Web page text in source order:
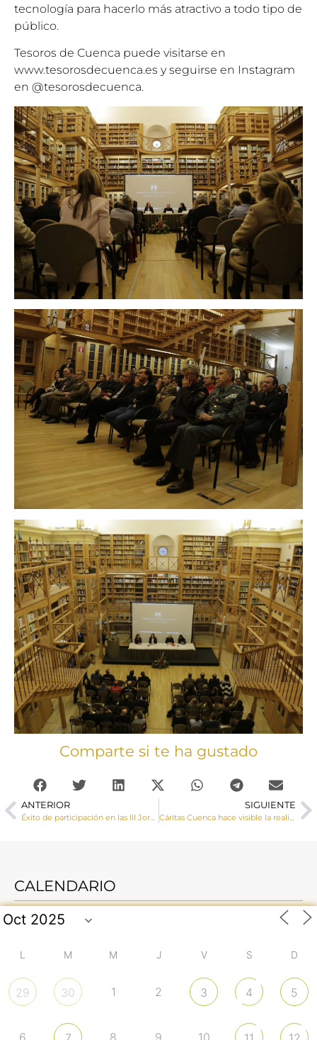
tecnología para hacerlo más atractivo a todo tipo de
público.
Tesoros de Cuenca puede visitarse en
www.tesorosdecuenca.es y seguirse en Instagram
en @tesorosdecuenca.
Comparte si te ha gustado
ANTERIOR SIGUIENTE
CALENDARIO
L M M J V S D
29 30 1 2 3 4 5
6 8 9 10